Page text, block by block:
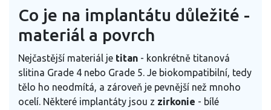
Co je na implantátu důležité -
materiál a povrch
Nejčastější materiál je titan - konkrétně titanová
slitina Grade 4 nebo Grade 5. Je biokompatibilní, tedy
tělo ho neodmítá, a zároveň je pevnější než mnoho
ocelí. Některé implantáty jsou z zirkonie - bílé